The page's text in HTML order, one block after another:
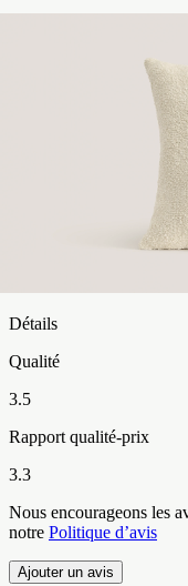
Détails
Qualité
3.5
Rapport qualité-prix
3.3
Nous encourageons les
notre Politique d’avis
Ajouter un avis